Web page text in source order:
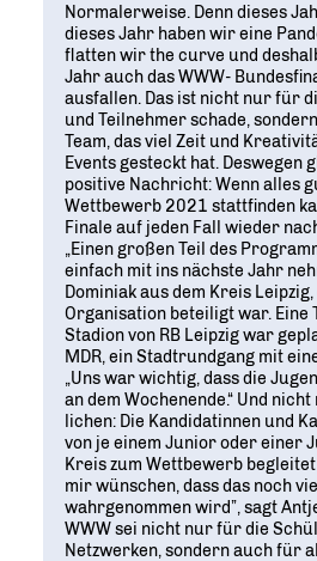
Normalerweise. Denn dieses
dieses Jahr haben wir eine
flatten wir the curve und
Jahr auch das WWW-
ausfallen. Das ist nicht nur für
und Teilnehmer schade,
Team, das viel Zeit und
Events gesteckt hat. Deswegen
positive Nachricht: Wenn alles
Wettbewerb 2021 stattfinden
Finale auf jeden Fall wieder
„Einen großen Teil des
einfach mit ins nächste Jahr
Dominiak aus dem Kreis
Organisation beteiligt war. Eine
Stadion von RB Leipzig war
MDR, ein Stadtrundgang mit
„Uns war wichtig, dass die
an dem Wochenende.“ Und
lichen: Die Kandidatinnen und
von je einem Junior oder einer
Kreis zum Wettbewerb
mir wünschen, dass das noch
wahrgenommen wird”, sagt
WWW sei nicht nur für die
Netzwerken, sondern auch für